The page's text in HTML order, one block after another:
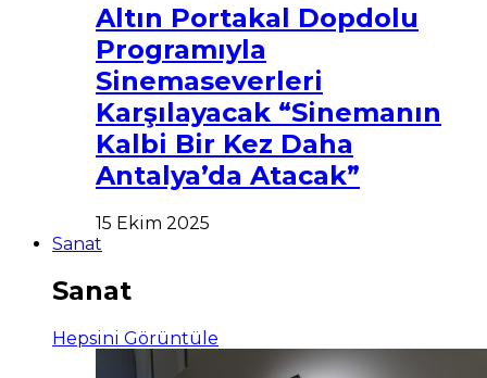
Altın Portakal Dopdolu
Programıyla
Sinemaseverleri
Karşılayacak “Sinemanın
Kalbi Bir Kez Daha
Antalya’da Atacak”
15 Ekim 2025
Sanat
Sanat
Hepsini Görüntüle